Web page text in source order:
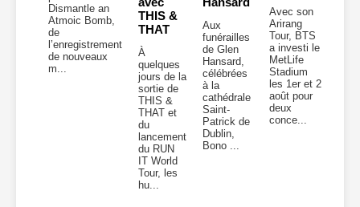
Dismantle an
Atmoic Bomb,
de
l’enregistrement
de nouveaux
m...
THIS &
THAT
À
quelques
jours de la
sortie de
THIS &
THAT et
du
lancement
du RUN
IT World
Tour, les
hu...
Aux
funérailles
de Glen
Hansard,
célébrées
à la
cathédrale
Saint-
Patrick de
Dublin,
Bono ...
Avec son
Arirang
Tour, BTS
a investi le
MetLife
Stadium
les 1er et 2
août pour
deux
conce...